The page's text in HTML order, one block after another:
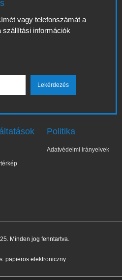
vagy telefonszámát a
szállítási információk
Politika
Adatvédelmi irányelvek
Minden jog fenntartva.
papieros elektroniczny
✕